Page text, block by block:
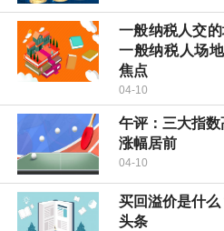
一般纳税人交
一般纳税人场
焦点
04-10
午评：三大指
涨幅居前
04-10
买回溢价是什
头条